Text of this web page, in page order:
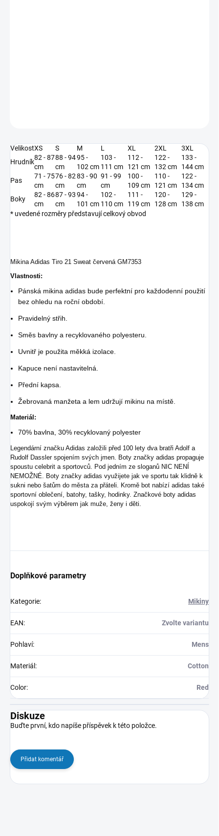
VelikostXS S M L XL 2XL
3XL
Hrudník
82 - 87
cm
88 - 94
cm
95 -
102 cm
103 -
111 cm
112 -
121 cm
122 -
132 cm
133 -
144 cm
Pas
71 - 75
cm
76 - 82
cm
83 - 90
cm
91 - 99
cm
100 -
109 cm
110 -
121 cm
122 -
134 cm
Boky
82 - 86
cm
87 - 93
cm
94 -
101 cm
102 -
110 cm
111 -
119 cm
120 -
128 cm
129 -
138 cm
* uvedené rozměry představují celkový obvod
Mikina Adidas Tiro 21 Sweat červená GM7353
Vlastnosti:
Pánská mikina adidas bude perfektní pro každodenní použití
bez ohledu na roční období.
Pravidelný střih.
Směs bavlny a recyklovaného polyesteru.
Uvnitř je použita měkká izolace.
Kapuce není nastavitelná.
Přední kapsa.
Žebrovaná manžeta a lem udržují mikinu na místě.
Materiál:
70% bavlna, 30% recyklovaný polyester
Legendární značku Adidas založili před 100 lety dva bratři Adolf a
Rudolf Dassler spojením svých jmen. Boty značky adidas propaguje
spoustu celebrit a sportovců. Pod jedním ze sloganů NIC NENÍ
NEMOŽNÉ. Boty značky adidas využijete jak ve sportu tak klidně k
sukni nebo šatům do města za přáteli. Kromě bot nabízí adidas také
sportovní oblečení, batohy, tašky, hodinky. Značkové boty adidas
uspokojí svým výběrem jak muže, ženy i děti.
Doplňkové parametry
Kategorie: Mikiny
EAN: Zvolte variantu
Pohlaví: Mens
Materiál : Cotton
Color: Red
Diskuze
Buďte první, kdo napíše příspěvek k této položce.
Přidat komentář